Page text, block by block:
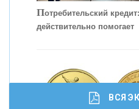
Потребительский
действительно помогает
ВСЯ